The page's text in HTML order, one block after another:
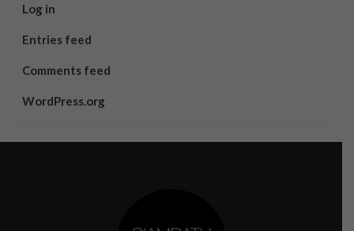
Log in
Entries feed
Comments feed
WordPress.org